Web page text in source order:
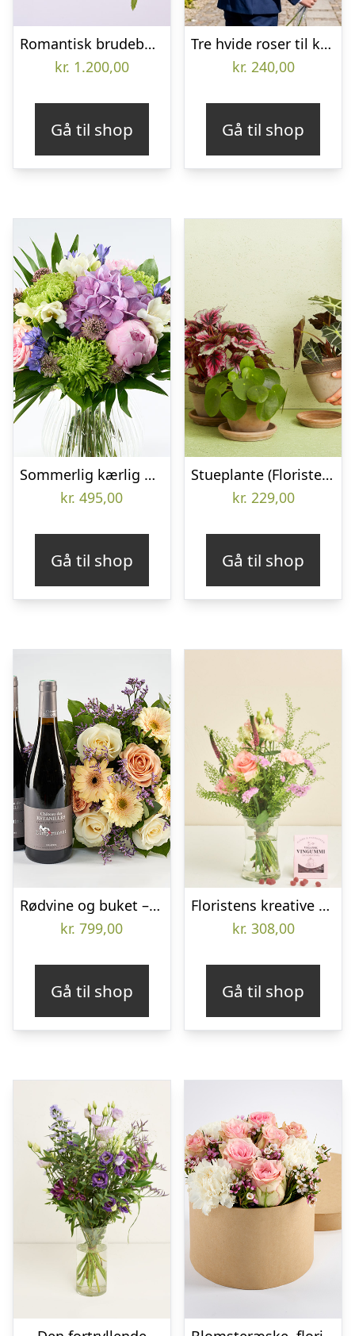
Romantisk brudebuket med roser og brudeslør – Send blomster med Bloomit
kr. 1.200,00
Gå til shop
Tre hvide roser til konfirmanderne – Send blomster med Bloomit
kr. 240,00
Gå til shop
Sommerlig kærlig hilsen – Send blomster med Bloomit
kr. 495,00
Gå til shop
Stueplante (Floristens kreative valg) inkl. potte
kr. 229,00
Gå til shop
Rødvine og buket – Send blomster med Bloomit
kr. 799,00
Gå til shop
Floristens kreative buket i lyserøde nuancer med vingummier
kr. 308,00
Gå til shop